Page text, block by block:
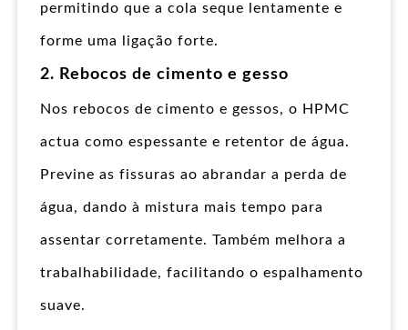
permitindo que a cola seque lentamente e
forme uma ligação forte.
2. Rebocos de cimento e gesso
Nos rebocos de cimento e gessos, o HPMC
actua como espessante e retentor de água.
Previne as fissuras ao abrandar a perda de
água, dando à mistura mais tempo para
assentar corretamente. Também melhora a
trabalhabilidade, facilitando o espalhamento
suave.